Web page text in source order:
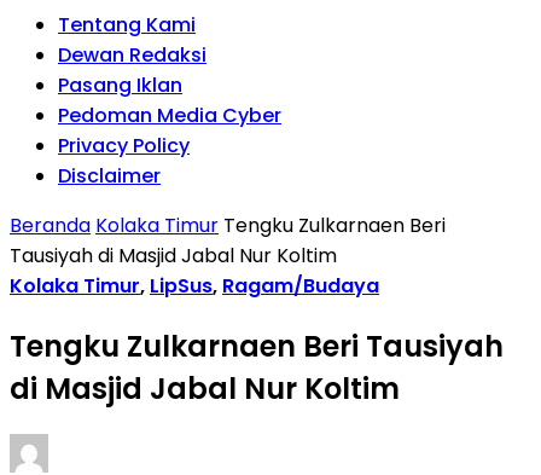
Tentang Kami
Dewan Redaksi
Pasang Iklan
Pedoman Media Cyber
Privacy Policy
Disclaimer
Beranda Kolaka Timur Tengku Zulkarnaen Beri
Tausiyah di Masjid Jabal Nur Koltim
Kolaka Timur, LipSus, Ragam/Budaya
Tengku Zulkarnaen Beri Tausiyah
di Masjid Jabal Nur Koltim